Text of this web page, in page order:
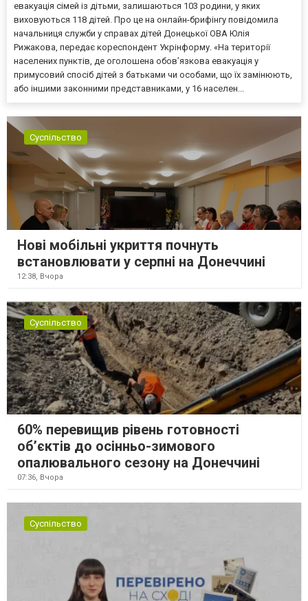
евакуація сімей із дітьми, залишаються 103 родини, у яких
виховуються 118 дітей. Про це на онлайн-брифінгу повідомила
начальниця служби у справах дітей Донецької ОВА Юлія
Рижакова, передає кореспондент Укрінформу. «На території
населених пунктів, де оголошена обов’язкова евакуація у
примусовий спосіб дітей з батьками чи особами, що їх замінюють,
або іншими законними представниками, у 16 населен...
Суспільство
Нові мобільні укриття почнуть
встановлювати у серпні на Донеччині
12:38, Вчора
Суспільство
60% перевищив рівень готовності
об’єктів до осінньо-зимового
опалювального сезону на Донеччині
07:36, Вчора
Суспільство